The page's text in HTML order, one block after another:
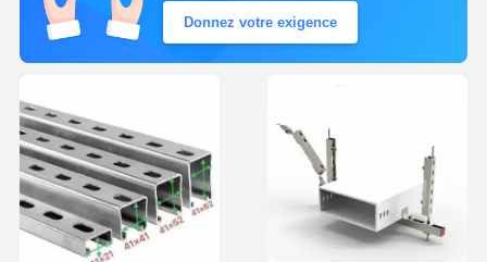
Donnez votre exigence